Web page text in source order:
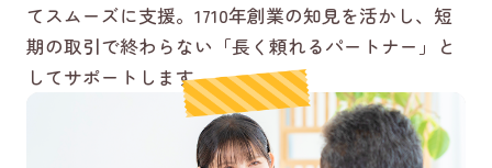
てスムーズに支援。1710年創業の知見を活かし、短
期の取引で終わらない「長く頼れるパートナー」と
してサポートします。